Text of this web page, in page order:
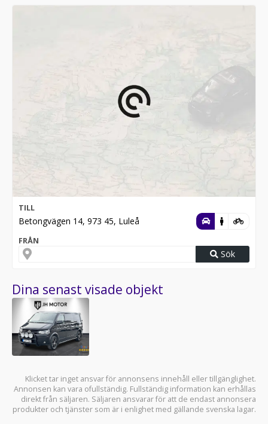
TILL
Betongvägen 14, 973 45, Luleå
FRÅN
Sök
Dina senast visade objekt
Klicket tar inget ansvar för annonsens innehåll eller tillgänglighet.
Annonsen kan vara ofullständig. Fullständig information kan erhållas
direkt från säljaren. Säljaren ansvarar för att de endast annonsera
produkter och tjänster som är i enlighet med gällande svenska lagar.